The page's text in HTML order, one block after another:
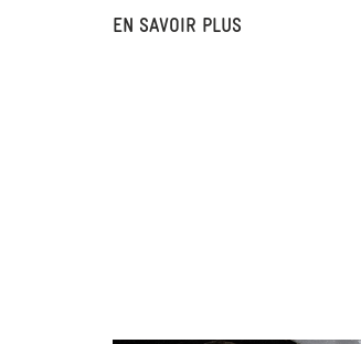
EN SAVOIR PLUS